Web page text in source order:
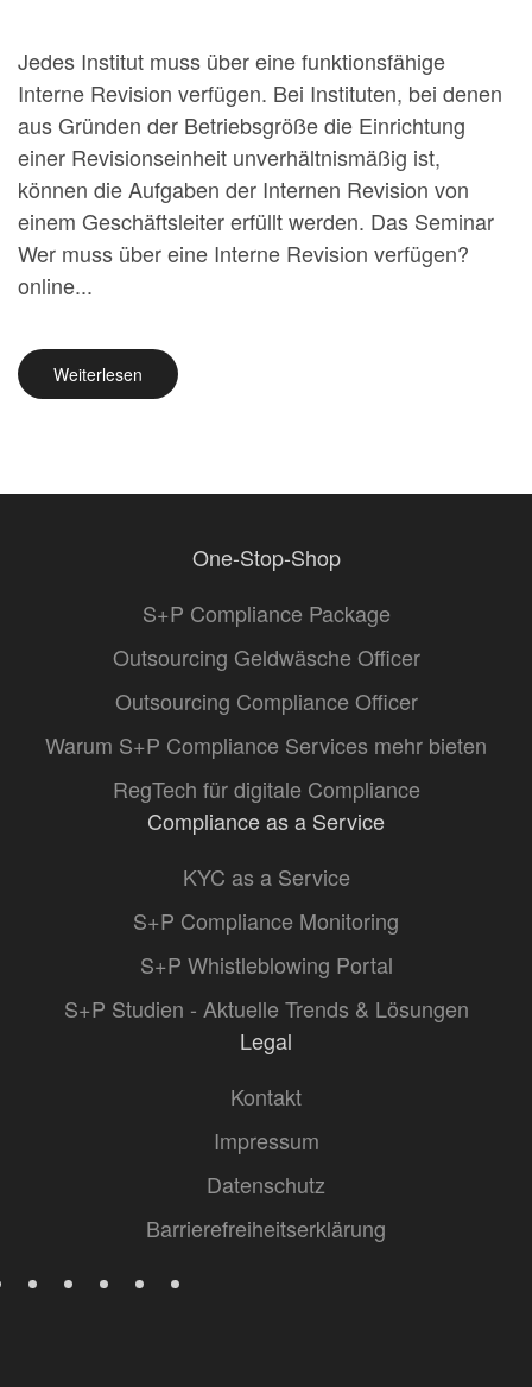
Jedes Institut muss über eine funktionsfähige
Interne Revision verfügen. Bei Instituten, bei denen
aus Gründen der Betriebsgröße die Einrichtung
einer Revisionseinheit unverhältnismäßig ist,
können die Aufgaben der Internen Revision von
einem Geschäftsleiter erfüllt werden. Das Seminar
Wer muss über eine Interne Revision verfügen?
online...
Weiterlesen
One-Stop-Shop
S+P Compliance Package
Outsourcing Geldwäsche Officer
Outsourcing Compliance Officer
Warum S+P Compliance Services mehr bieten
RegTech für digitale Compliance
Compliance as a Service
KYC as a Service
S+P Compliance Monitoring
S+P Whistleblowing Portal
S+P Studien - Aktuelle Trends & Lösungen
Legal
Kontakt
Impressum
Datenschutz
Barrierefreiheitserklärung